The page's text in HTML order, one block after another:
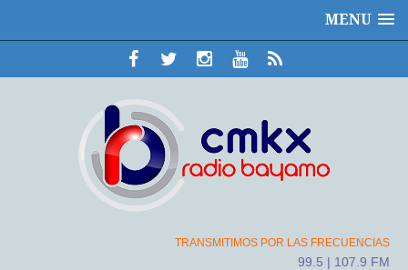
MENU
TRANSMITIMOS POR LAS FRECUENCIAS
99.5 | 107.9 FM